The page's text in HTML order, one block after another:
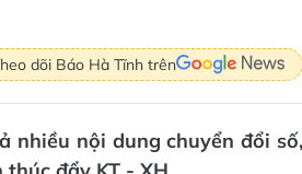
dõi Báo Hà Tĩnh trên
nhiều nội dung chuyển đổi số,